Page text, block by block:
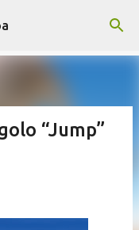
“Jump”